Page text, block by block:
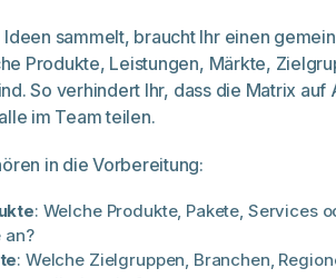
sammelt, braucht Ihr einen
Produkte, Leistungen, Märkte,
So verhindert Ihr, dass die Matrix auf
im Team teilen.
in die Vorbereitung:
: Welche Produkte, Pakete, Services
an?
: Welche Zielgruppen, Branchen,